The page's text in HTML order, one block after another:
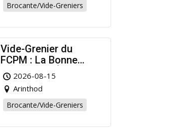
Brocante/Vide-Greniers
Vide-Grenier du
FCPM : La Bonne
Affaire de l’Été à
Arinthod !
2026-08-15
Arinthod
Brocante/Vide-Greniers